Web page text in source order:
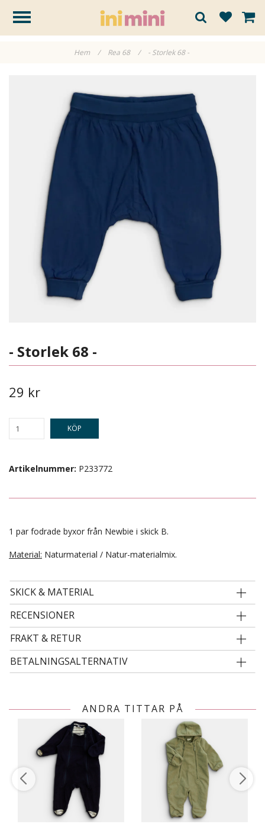
Hem / Rea 68 / - Storlek 68 -
- Storlek 68 -
29 kr
KÖP
Artikelnummer: P233772
1 par fodrade byxor från Newbie i skick B.
Material: Naturmaterial / Natur-materialmix.
SKICK & MATERIAL
RECENSIONER
FRAKT & RETUR
BETALNINGSALTERNATIV
ANDRA TITTAR PÅ